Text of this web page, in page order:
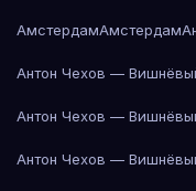
АмстердамАмстердам
Антон Чехов —
Антон Чехов —
Антон Чехов —